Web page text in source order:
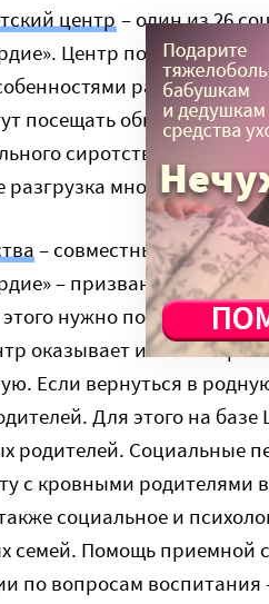
центр– один из 26
Центр поддерживает
развития и
посещать обычный
сиротства,
многодетных
– совместный проект
– призван помочь
нужно помочь
оказывает им
Если вернуться в
Для этого на базе
родителей. Социальные
с кровными родителями
социальное и
Помощь приемной
по вопросам воспитания